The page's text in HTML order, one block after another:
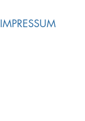
IMPRESSUM